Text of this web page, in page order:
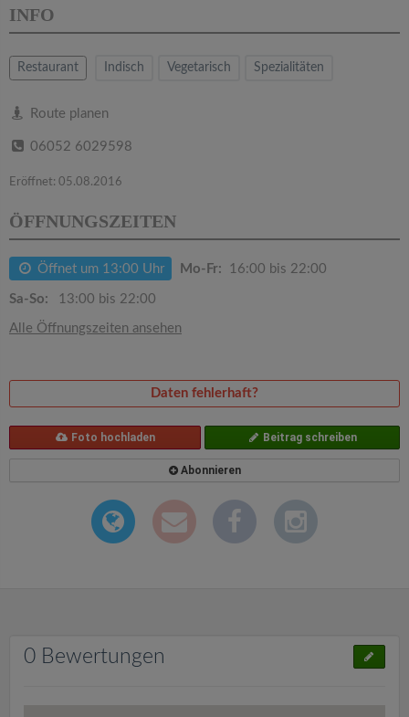
INFO
Restaurant Indisch Vegetarisch Spezialitäten
Route planen
06052 6029598
Eröffnet: 05.08.2016
ÖFFNUNGSZEITEN
Öffnet um 13:00 Uhr Mo-Fr: 16:00 bis 22:00
Sa-So: 13:00 bis 22:00
Alle Öffnungszeiten ansehen
Daten fehlerhaft?
Foto hochladen Beitrag schreiben
Abonnieren
0 Bewertungen
a
v
g
a
t
i